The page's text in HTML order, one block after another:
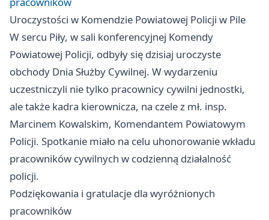
Uroczystości w Komendzie Powiatowej Policji w Pile
W sercu Piły, w sali konferencyjnej Komendy
Powiatowej Policji, odbyły się dzisiaj uroczyste
obchody Dnia Służby Cywilnej. W wydarzeniu
uczestniczyli nie tylko pracownicy cywilni jednostki,
ale także kadra kierownicza, na czele z mł. insp.
Marcinem Kowalskim, Komendantem Powiatowym
Policji. Spotkanie miało na celu uhonorowanie wkładu
pracowników cywilnych w codzienną działalność
policji.
Podziękowania i gratulacje dla wyróżnionych
pracowników